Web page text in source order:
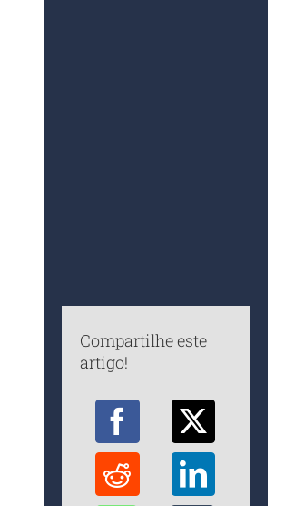
Compartilhe este
artigo!